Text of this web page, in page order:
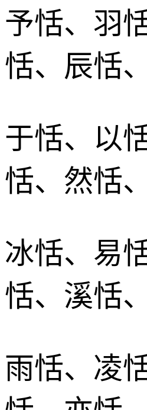
予恬、羽
恬、辰恬
于恬、以
恬、然恬
冰恬、易
恬、溪恬
雨恬、凌